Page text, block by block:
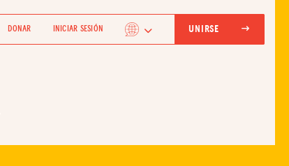
DONAR INICIAR SESIÓN UNIRSE